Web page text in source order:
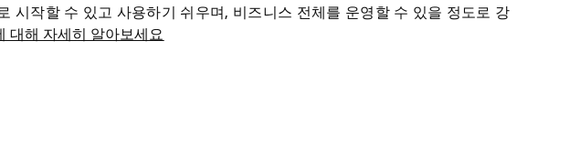
시작할 수 있고 사용하기 쉬우며, 비즈니스 전체를 운영할 수 있을 정도로 강
대해 자세히 알아보세요